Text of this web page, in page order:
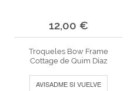
Iniciar sesión/Regístrate
12,00 €
Troqueles Bow Frame
Cottage de Quim Díaz
AVISADME SI VUELVE